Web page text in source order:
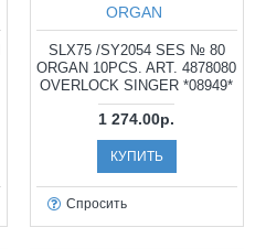
ORGAN
SLX75 /SY2054 SES № 80
ORGAN 10PCS. ART. 4878080
OVERLOCK SINGER *08949*
1 274.00р.
КУПИТЬ
Спросить